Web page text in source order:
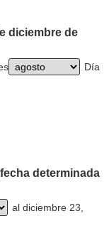
diciembre de
Día
determinada
al diciembre 23,